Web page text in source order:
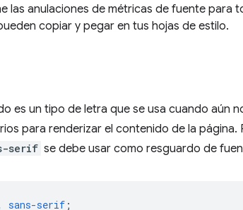
las anulaciones de métricas de fuente para
copiar y pegar en tus hojas de estilo.
es un tipo de letra que se usa cuando aún
para renderizar el contenido de la página.
serif se debe usar como resguardo de
sans-serif ;